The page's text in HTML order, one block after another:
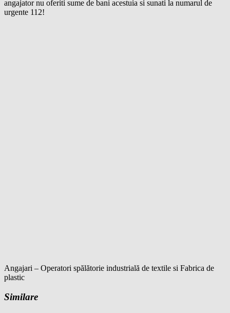
angajator nu oferiti sume de bani acestuia si sunati la numarul de
urgente 112!
Angajari – Operatori spălătorie industrială de textile si Fabrica de
plastic
Similare